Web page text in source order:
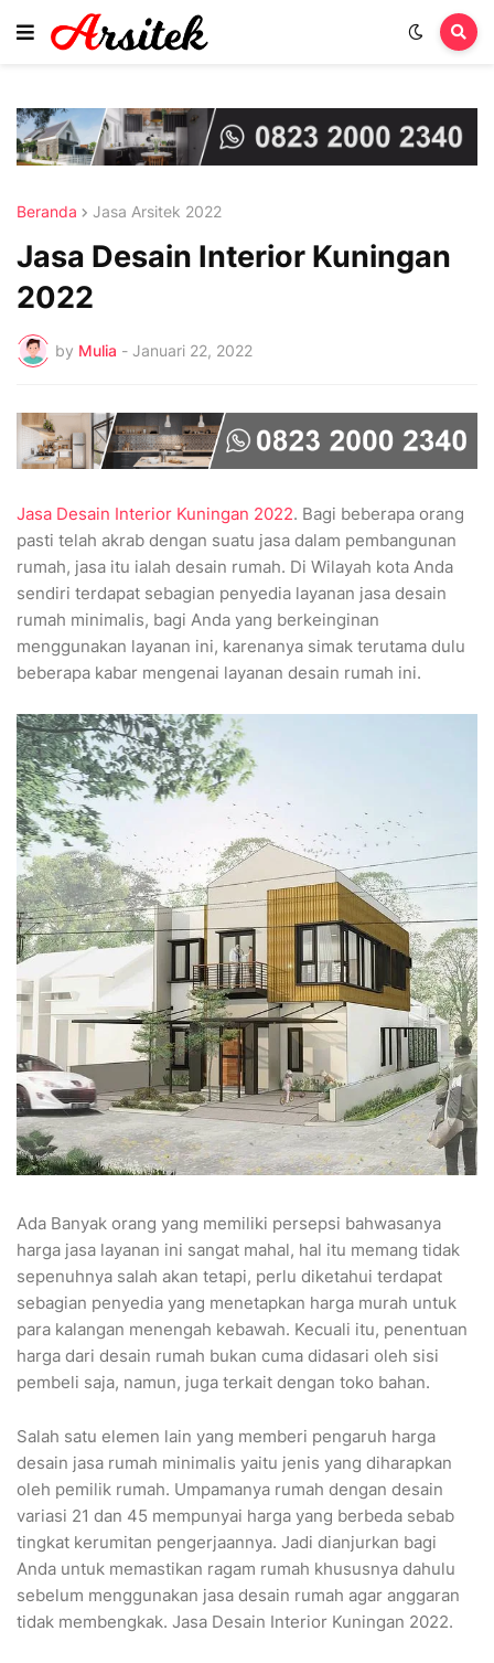
Beranda Jasa Arsitek 2022
Jasa Desain Interior Kuningan
2022
by Mulia - Januari 22, 2022
Jasa Desain Interior Kuningan 2022. Bagi beberapa orang
pasti telah akrab dengan suatu jasa dalam pembangunan
rumah, jasa itu ialah desain rumah. Di Wilayah kota Anda
sendiri terdapat sebagian penyedia layanan jasa desain
rumah minimalis, bagi Anda yang berkeinginan
menggunakan layanan ini, karenanya simak terutama dulu
beberapa kabar mengenai layanan desain rumah ini.
Ada Banyak orang yang memiliki persepsi bahwasanya
harga jasa layanan ini sangat mahal, hal itu memang tidak
sepenuhnya salah akan tetapi, perlu diketahui terdapat
sebagian penyedia yang menetapkan harga murah untuk
para kalangan menengah kebawah. Kecuali itu, penentuan
harga dari desain rumah bukan cuma didasari oleh sisi
pembeli saja, namun, juga terkait dengan toko bahan.
Salah satu elemen lain yang memberi pengaruh harga
desain jasa rumah minimalis yaitu jenis yang diharapkan
oleh pemilik rumah. Umpamanya rumah dengan desain
variasi 21 dan 45 mempunyai harga yang berbeda sebab
tingkat kerumitan pengerjaannya. Jadi dianjurkan bagi
Anda untuk memastikan ragam rumah khususnya dahulu
sebelum menggunakan jasa desain rumah agar anggaran
tidak membengkak. Jasa Desain Interior Kuningan 2022.